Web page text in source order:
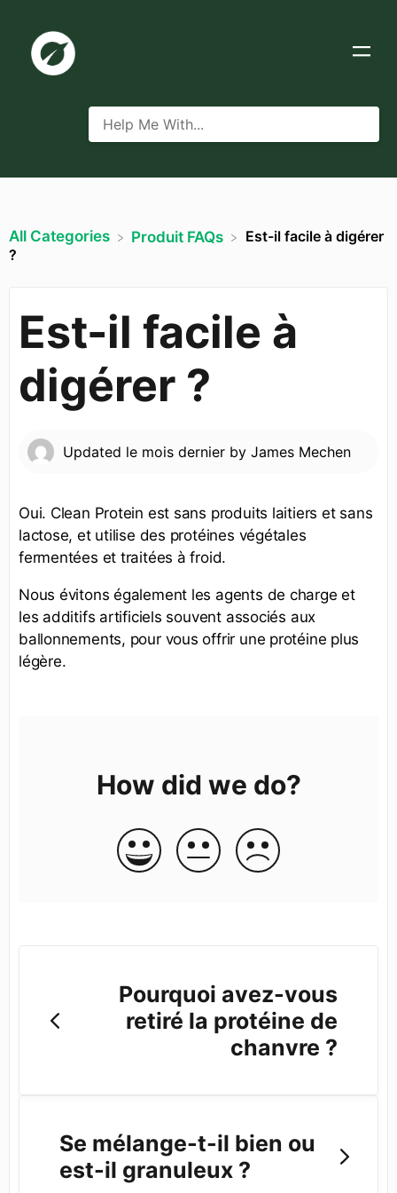
All Categories ​Produit FAQs
Est-il facile à digérer
?
Est-il facile à
digérer ?
Updated le mois dernier by James Mechen
Oui. Clean Protein est sans produits laitiers et sans
lactose, et utilise des protéines végétales
fermentées et traitées à froid.
Nous évitons également les agents de charge et
les additifs artificiels souvent associés aux
ballonnements, pour vous offrir une protéine plus
légère.
How did we do?
Pourquoi avez-vous
retiré la protéine de
chanvre ?
Se mélange-t-il bien ou
est-il granuleux ?